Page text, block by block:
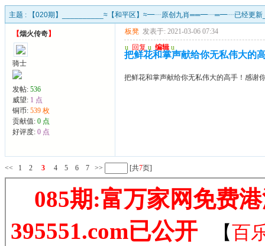
主题 : 【020期】__________≈【和平区】≈━┈原创九肖══━┈═━┈已经更新
【烟火传奇】
骑士
发帖: 536
威望: 1 点
铜币: 539 枚
贡献值: 0 点
好评度: 0 点
板凳 发表于: 2021-03-06 07:34
u 回复 u 编辑 u
把鲜花和掌声献给你无私伟大的
把鲜花和掌声献给你无私伟大的高手！感谢
<< 1 2 3 4 5 6 7 >> [共7页]